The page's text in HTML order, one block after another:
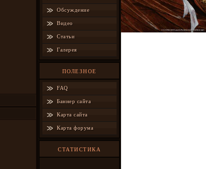
Обсуждение
Видео
Статьи
Галерея
ПОЛЕЗНОЕ
FAQ
Баннер сайта
Карта сайта
Карта форума
СТАТИСТИКА